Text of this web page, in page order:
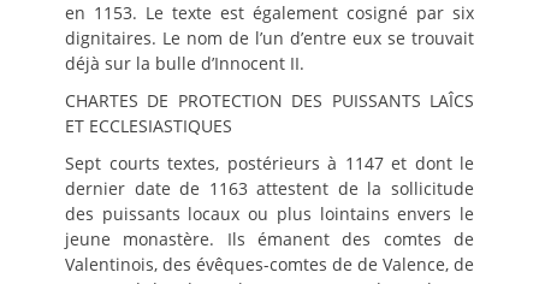
en 1153. Le texte est également cosigné par six
dignitaires. Le nom de l’un d’entre eux se trouvait
déjà sur la bulle d’Innocent II.
CHARTES DE PROTECTION DES PUISSANTS LAÎCS
ET ECCLESIASTIQUES
Sept courts textes, postérieurs à 1147 et dont le
dernier date de 1163 attestent de la sollicitude
des puissants locaux ou plus lointains envers le
jeune monastère. Ils émanent des comtes de
Valentinois, des évêques-comtes de de Valence, de